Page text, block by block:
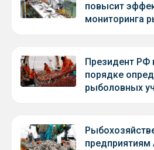
повысит
мониторинга
Президент РФ
порядке
рыболовных
предприятиям